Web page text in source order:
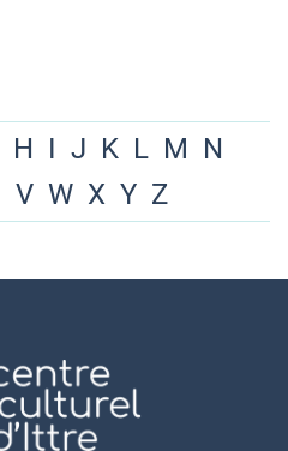
H I J K L M N
V W X Y Z